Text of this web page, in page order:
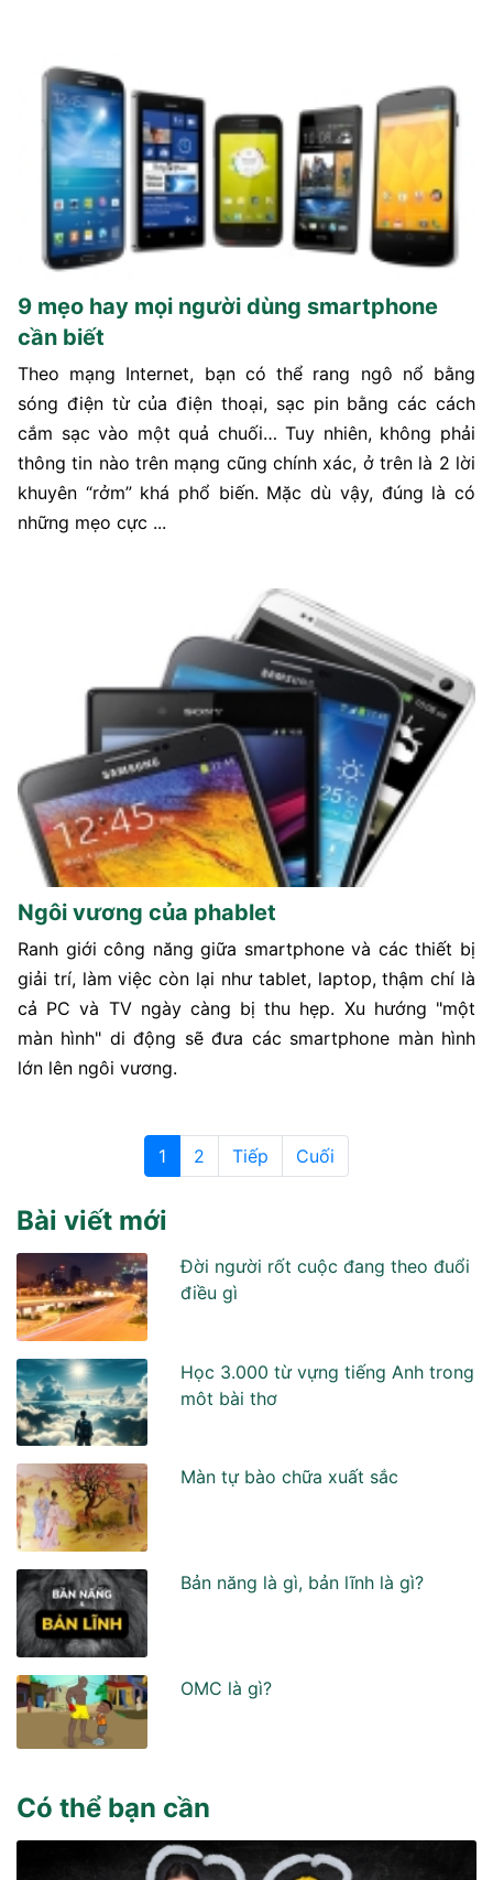
9 mẹo hay mọi người dùng smartphone
cần biết
Theo mạng Internet, bạn có thể rang ngô nổ bằng
sóng điện từ của điện thoại, sạc pin bằng các cách
cắm sạc vào một quả chuối… Tuy nhiên, không phải
thông tin nào trên mạng cũng chính xác, ở trên là 2 lời
khuyên “rởm” khá phổ biến. Mặc dù vậy, đúng là có
những mẹo cực ...
Ngôi vương của phablet
Ranh giới công năng giữa smartphone và các thiết bị
giải trí, làm việc còn lại như tablet, laptop, thậm chí là
cả PC và TV ngày càng bị thu hẹp. Xu hướng "một
màn hình" di động sẽ đưa các smartphone màn hình
lớn lên ngôi vương.
1 2 Tiếp Cuối
Bài viết mới
Đời người rốt cuộc đang theo đuổi
điều gì
Học 3.000 từ vựng tiếng Anh trong
môt bài thơ
Màn tự bào chữa xuất sắc
Bản năng là gì, bản lĩnh là gì?
OMC là gì?
Có thể bạn cần